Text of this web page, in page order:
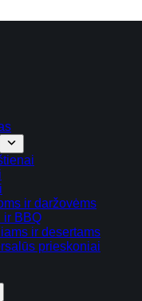
ir daržovėms
ir BBQ
ir desertams
prieskoniai